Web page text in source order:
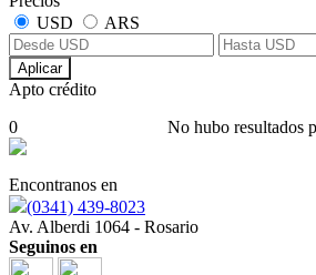
USD
ARS
Aplicar
Apto crédito
No hubo resultados
0
Encontranos en
(0341) 439-8023
Av. Alberdi 1064 - Rosario
Seguinos en